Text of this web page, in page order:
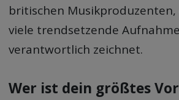
britischen
viele trendsetzende
verantwortlich zeichnet.
Wer ist dein größtes